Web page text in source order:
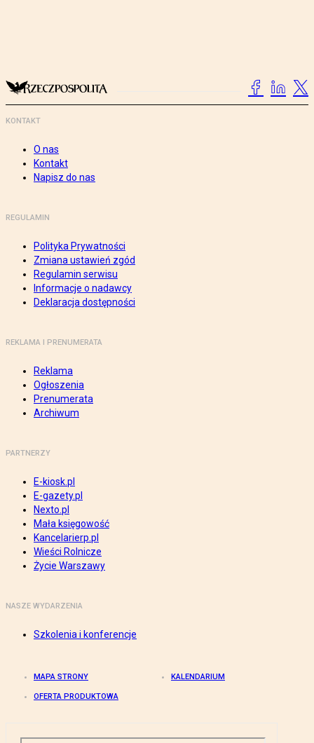
KONTAKT
O nas
Kontakt
Napisz do nas
REGULAMIN
Polityka Prywatności
Zmiana ustawień zgód
Regulamin serwisu
Informacje o nadawcy
Deklaracja dostępności
REKLAMA I PRENUMERATA
Reklama
Ogłoszenia
Prenumerata
Archiwum
PARTNERZY
E-kiosk.pl
E-gazety.pl
Nexto.pl
Mała księgowość
Kancelarierp.pl
Wieści Rolnicze
Życie Warszawy
NASZE WYDARZENIA
Szkolenia i konferencje
MAPA STRONY KALENDARIUM
OFERTA PRODUKTOWA